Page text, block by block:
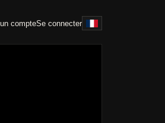
compteSe connecter